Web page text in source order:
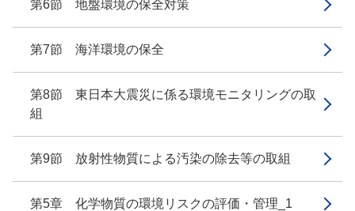
第6節 地盤環境の保全対策
第7節 海洋環境の保全
第8節 東日本大震災に係る環境モニタリングの取
組
第9節 放射性物質による汚染の除去等の取組
第5章 化学物質の環境リスクの評価・管理_1